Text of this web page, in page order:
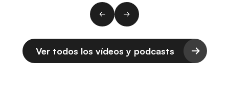
Ver todos los vídeos y podcasts